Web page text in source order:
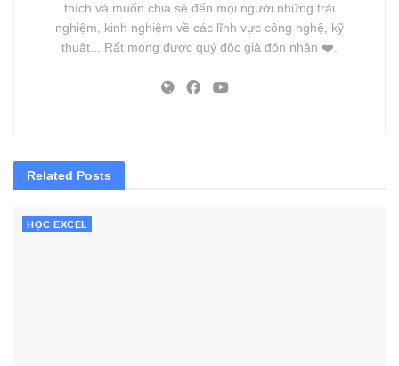
thích và muốn chia sẻ đến mọi người những trải
nghiệm, kinh nghiệm về các lĩnh vực công nghệ, kỹ
thuật... Rất mong được quý độc giả đón nhận ❤️.
Related Posts
HỌC EXCEL